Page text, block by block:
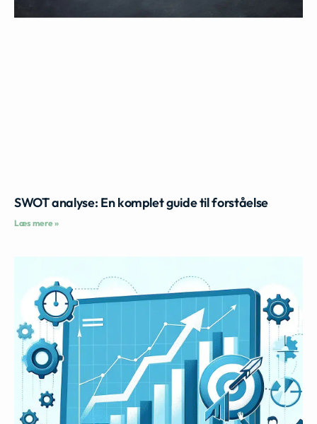
SWOT analyse: En komplet guide til forståelse
Læs mere »